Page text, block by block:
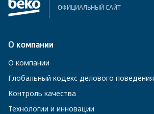
ОФИЦИАЛЬНЫЙ САЙТ
О компании
О компании
Глобальный кодекс делового поведения
Контроль качества
Технологии и инновации